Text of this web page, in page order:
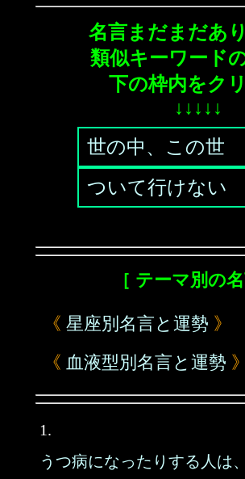
名言まだまだあ
類似キーワード
下の枠内をク
↓↓↓↓↓
世の中、この世
ついて行けない
［ テーマ別の名
《 星座別名言と運勢 》
《 血液型別名言と運勢 》
1.
うつ病になったりする人は、